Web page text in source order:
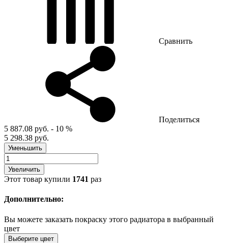
Сравнить
Поделиться
5 887.08 руб. - 10 %
5 298.38 руб.
Уменьшить
Увеличить
Этот товар купили 1741 раз
Дополнительно:
Вы можете заказать покраску этого радиатора в выбранный
цвет
Выберите цвет